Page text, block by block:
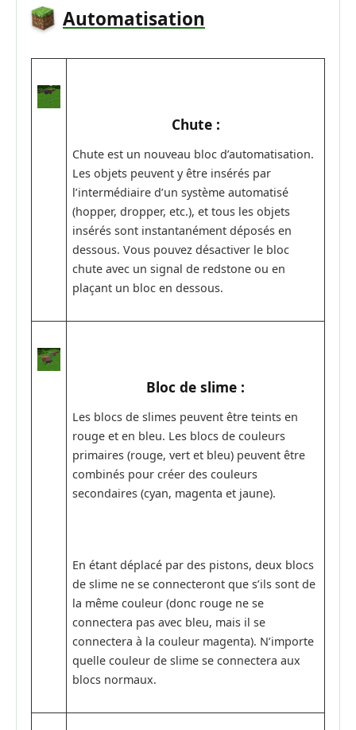
Automatisation
Chute :
Chute est un nouveau bloc d’automatisation.
Les objets peuvent y être insérés par
l’intermédiaire d’un système automatisé
(hopper, dropper, etc.), et tous les objets
insérés sont instantanément déposés en
dessous. Vous pouvez désactiver le bloc
chute avec un signal de redstone ou en
plaçant un bloc en dessous.
Bloc de slime :
Les blocs de slimes peuvent être teints en
rouge et en bleu. Les blocs de couleurs
primaires (rouge, vert et bleu) peuvent être
combinés pour créer des couleurs
secondaires (cyan, magenta et jaune).
En étant déplacé par des pistons, deux blocs
de slime ne se connecteront que s’ils sont de
la même couleur (donc rouge ne se
connectera pas avec bleu, mais il se
connectera à la couleur magenta). N’importe
quelle couleur de slime se connectera aux
blocs normaux.